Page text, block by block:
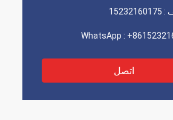
:
15232160175
اتصل